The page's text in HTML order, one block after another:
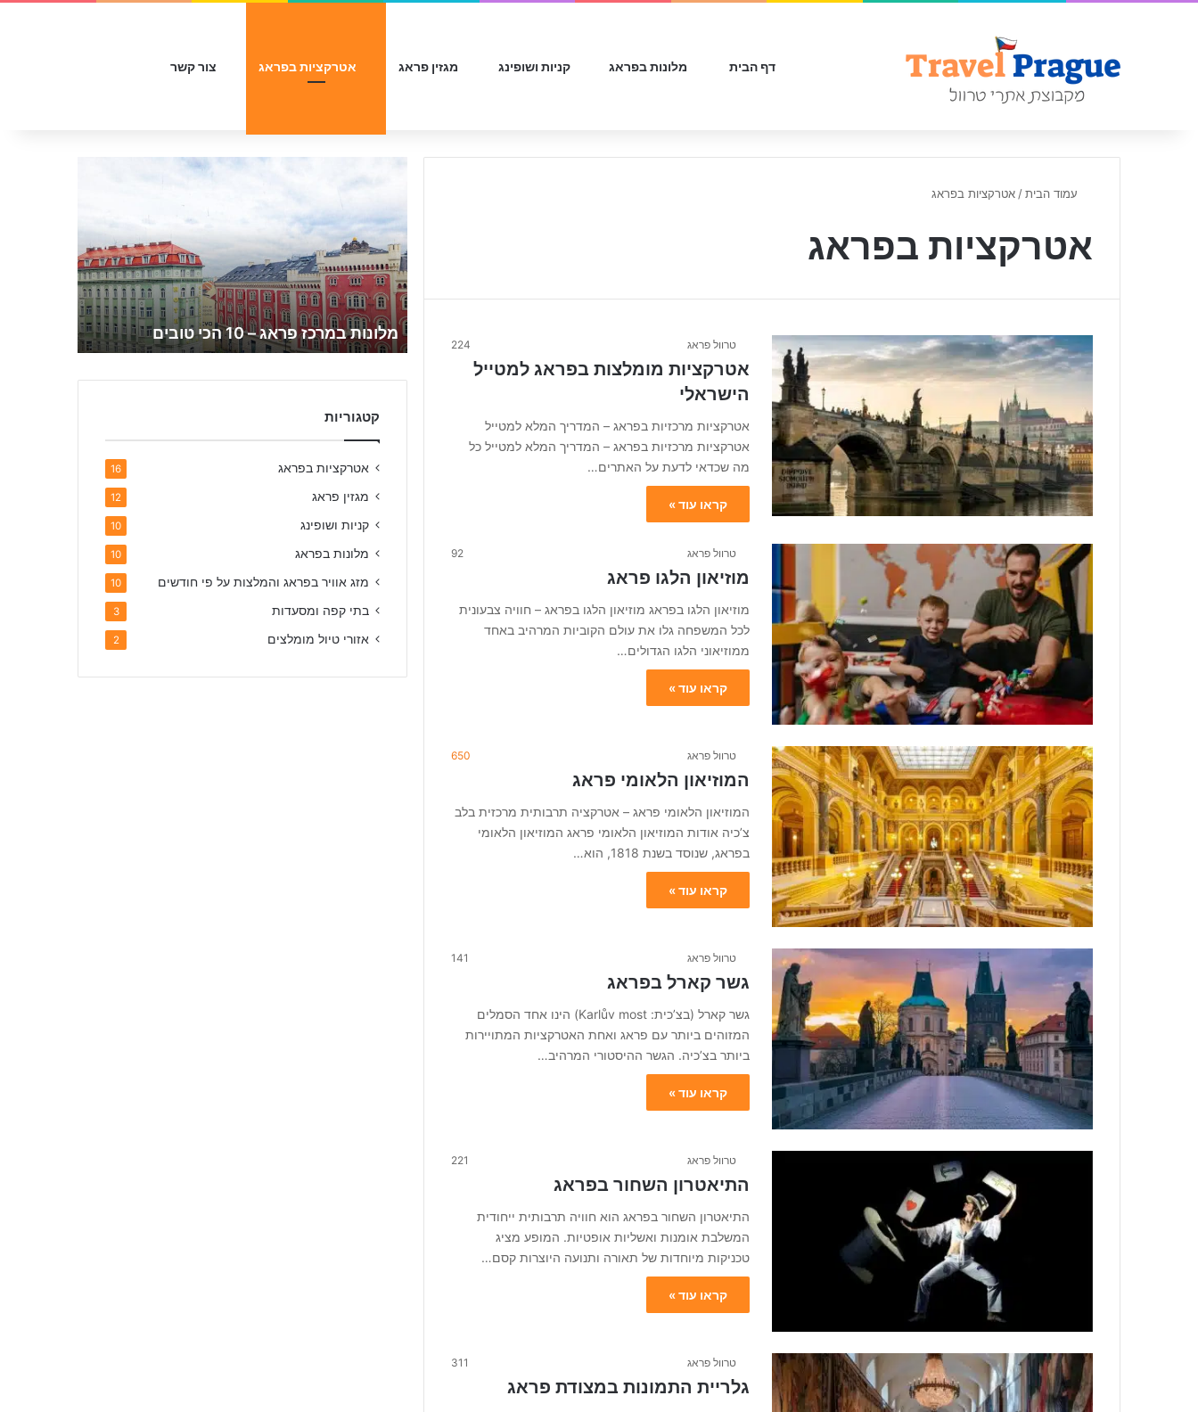
דף הבית מלונות בפראג קניות ושופינג מגזין פראג אטרקציות בפראג צור קשר
עמוד הבית/ אטרקציות בפראג
אטרקציות בפראג
טרוול פראג 224
אטרקציות מומלצות בפראג למטייל
הישראלי
אטרקציות מרכזיות בפראג – המדריך המלא למטייל
אטרקציות מרכזיות בפראג – המדריך המלא למטייל כל
מה שכדאי לדעת על האתרים…
קראו עוד »
טרוול פראג 92
מוזיאון הלגו פראג
מוזיאון הלגו בפראג מוזיאון הלגו בפראג – חוויה צבעונית
לכל המשפחה גלו את עולם הקוביות המרהיב באחד
ממוזיאוני הלגו הגדולים…
קראו עוד »
טרוול פראג 650
המוזיאון הלאומי פראג
המוזיאון הלאומי פראג – אטרקציה תרבותית מרכזית בלב
צ’כיה אודות המוזיאון הלאומי פראג המוזיאון הלאומי
בפראג, שנוסד בשנת 1818, הוא…
קראו עוד »
טרוול פראג 141
גשר קארל בפראג
גשר קארל (בצ’כית: Karlův most) הינו אחד הסמלים
המזוהים ביותר עם פראג ואחת האטרקציות המתויירות
ביותר בצ’כיה. הגשר ההיסטורי המרהיב…
קראו עוד »
טרוול פראג 221
התיאטרון השחור בפראג
התיאטרון השחור בפראג הוא חוויה תרבותית ייחודית
המשלבת אומנות ואשליות אופטיות. המופע מציג
טכניקות מיוחדות של תאורה ותנועה היוצרות קסם…
קראו עוד »
טרוול פראג 311
גלריית התמונות במצודת פראג
ת
ב
מ
ר
כ
ז
מלונות במרכז פראג – 10 הכי טובים
קטגוריות
אטרקציות בפראג 16
מגזין פראג 12
קניות ושופינג 10
מלונות בפראג 10
מזג אוויר בפראג והמלצות על פי חודשים 10
בתי קפה ומסעדות 3
אזורי טיול מומלצים 2